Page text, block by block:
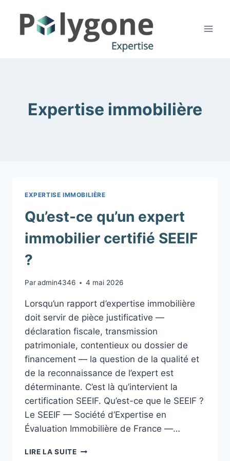
content
Expertise immobilière
EXPERTISE IMMOBILIÈRE
Qu’est-ce qu’un expert
immobilier certifié SEEIF
?
Paradmin4346 4 mai 2026
Lorsqu’un rapport d’expertise immobilière
doit servir de pièce justificative —
déclaration fiscale, transmission
patrimoniale, contentieux ou dossier de
financement — la question de la qualité et
de la reconnaissance de l’expert est
déterminante. C’est là qu’intervient la
certification SEEIF. Qu’est-ce que le SEEIF ?
Le SEEIF — Société d’Expertise en
Évaluation Immobilière de France —…
LIRE LA SUITEQU’EST-